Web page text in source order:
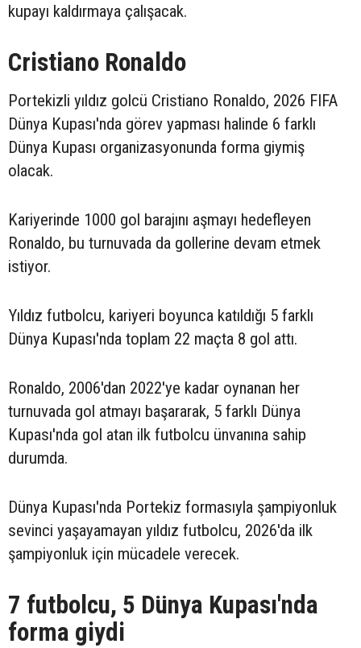
kupayı kaldırmaya çalışacak.
Cristiano Ronaldo
Portekizli yıldız golcü Cristiano Ronaldo, 2026 FIFA
Dünya Kupası'nda görev yapması halinde 6 farklı
Dünya Kupası organizasyonunda forma giymiş
olacak.
Kariyerinde 1000 gol barajını aşmayı hedefleyen
Ronaldo, bu turnuvada da gollerine devam etmek
istiyor.
Yıldız futbolcu, kariyeri boyunca katıldığı 5 farklı
Dünya Kupası'nda toplam 22 maçta 8 gol attı.
Ronaldo, 2006'dan 2022'ye kadar oynanan her
turnuvada gol atmayı başararak, 5 farklı Dünya
Kupası'nda gol atan ilk futbolcu ünvanına sahip
durumda.
Dünya Kupası'nda Portekiz formasıyla şampiyonluk
sevinci yaşayamayan yıldız futbolcu, 2026'da ilk
şampiyonluk için mücadele verecek.
7 futbolcu, 5 Dünya Kupası'nda
forma giydi